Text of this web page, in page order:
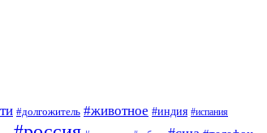
#долгожитель #животное #индия #испания